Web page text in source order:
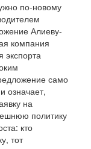
по-новому
Алиеву-
компания
экспорта
само
означает,
на
политику
кто
тот